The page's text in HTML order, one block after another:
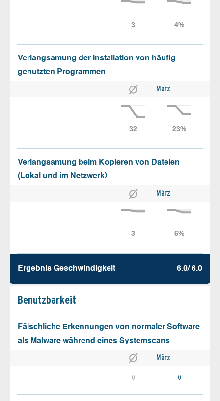
Verlangsamung der Installation von häufig
genutzten Programmen
März
Verlangsamung beim Kopieren von Dateien
(Lokal und im Netzwerk)
März
Ergebnis Geschw­indigkeit 6.0/ 6.0
Benutz­barkeit
Fälschliche Erkennungen von normaler Software
als Malware während eines Systemscans
März
0 0